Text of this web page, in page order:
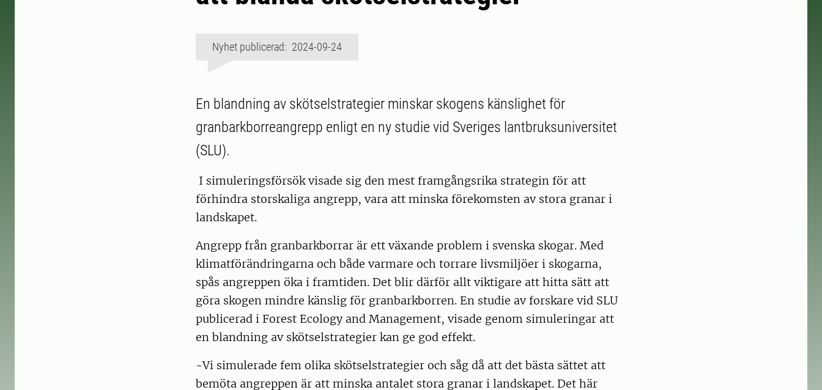
Nyhet publicerad: 2024-09-24
En blandning av skötselstrategier minskar skogens känslighet för
granbarkborreangrepp enligt en ny studie vid Sveriges lantbruksuniversitet
(SLU).
I simuleringsförsök visade sig den mest framgångsrika strategin för att
förhindra storskaliga angrepp, vara att minska förekomsten av stora granar i
landskapet.
Angrepp från granbarkborrar är ett växande problem i svenska skogar. Med
klimatförändringarna och både varmare och torrare livsmiljöer i skogarna,
spås angreppen öka i framtiden. Det blir därför allt viktigare att hitta sätt att
göra skogen mindre känslig för granbarkborren. En studie av forskare vid SLU
publicerad i Forest Ecology and Management, visade genom simuleringar att
en blandning av skötselstrategier kan ge god effekt.
-Vi simulerade fem olika skötselstrategier och såg då att det bästa sättet att
bemöta angreppen är att minska antalet stora granar i landskapet. Det här